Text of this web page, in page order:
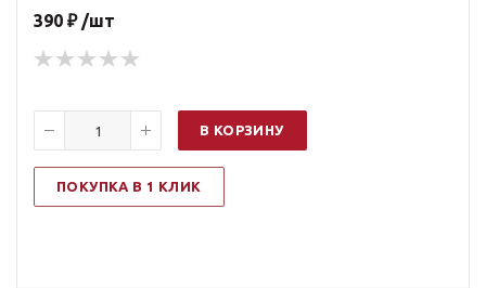
390 ₽ /шт
В КОРЗИНУ
ПОКУПКА В 1 КЛИК